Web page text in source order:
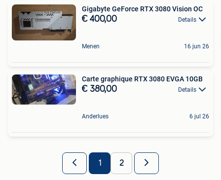
Gigabyte GeForce RTX 3080 Vision OC
€ 400,00 Details
Menen 16 jun 26
Carte graphique RTX 3080 EVGA 10GB
€ 380,00 Details
Anderlues 6 jul 26
1 2